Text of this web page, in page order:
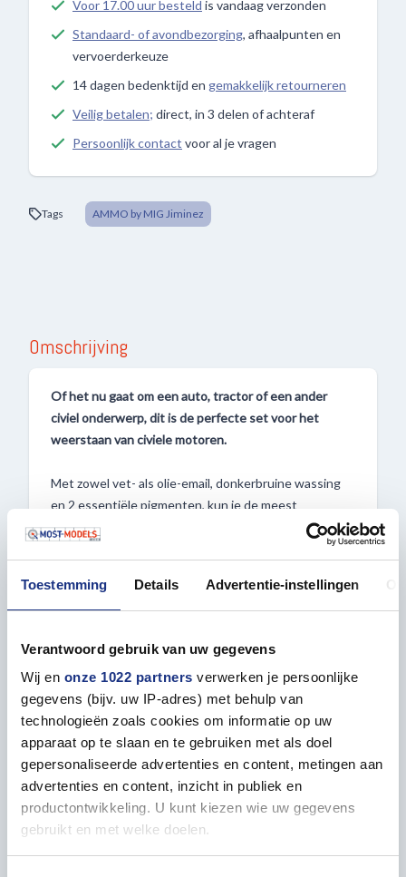
Toestemming Details Advertentie-instellingen
Verantwoord gebruik van uw gegevens
Wij en onze 1022 partners verwerken je persoonlijke
gegevens (bijv. uw IP-adres) met behulp van
technologieën zoals cookies om informatie op uw
apparaat op te slaan en te gebruiken met als doel
gepersonaliseerde advertenties en content, metingen aan
advertenties en content, inzicht in publiek en
productontwikkeling. U kunt kiezen wie uw gegevens
gebruikt en met welke doelen.
Voor 17.00 uur besteld is vandaag verzonden
Standaard- of avondbezorging, afhaalpunten en
vervoerderkeuze
14 dagen bedenktijd en gemakkelijk retourneren
Veilig betalen; direct, in 3 delen of achteraf
Persoonlijk contact voor al je vragen
Tags AMMO by MIG Jiminez
Omschrijving
Of het nu gaat om een ​​auto, tractor of een ander
civiel onderwerp, dit is de perfecte set voor het
weerstaan ​​van civiele motoren.
Met zowel vet- als olie-email, donkerbruine wassing
en 2 essentiële pigmenten, kun je de meest
realistische motoren, brandstoftanks en vuile
This set contains:
A.MIG-1408 Fresh Engine Oil
A.MIG-1005 Dark Brown Wash for Green Vehicles
A.MIG-3001 Black Pigment
A.MIG-3014 Russian Earth Pigments